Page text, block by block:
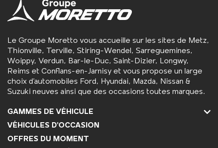
Le Groupe Moretto vous accueille sur les sites de Metz,
Thionville, Terville, Stiring-Wendel, Sarreguemines,
Woippy, Verdun, Bar-le-Duc, Saint-Dizier, Longwy,
Reims et Conflans-en-Jarnisy et vous propose un large
choix d’automobiles Ford, Hyundai, Mazda, Nissan &
Suzuki neuves ainsi que des occasions toutes marques.
GAMMES DE VÉHICULE
VÉHICULES D'OCCASION
OFFRES DU MOMENT